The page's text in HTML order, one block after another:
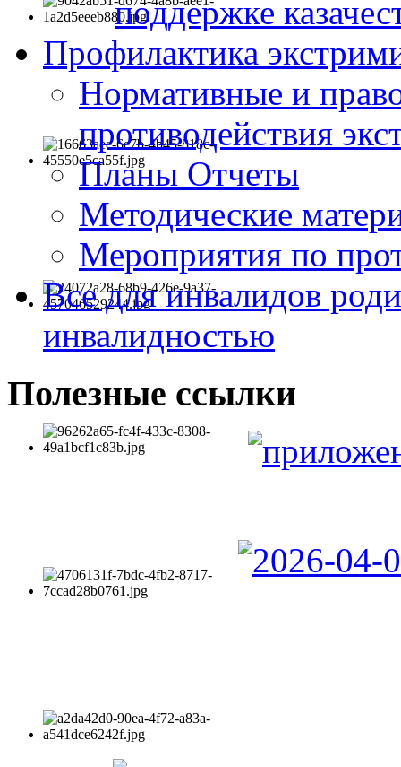
поддержке
Профилактика
Нормативные и
противодействия
Планы Отчеты
Методические
Мероприятия по
Все для инвалидов
инвалидностью
Полезные ссылки